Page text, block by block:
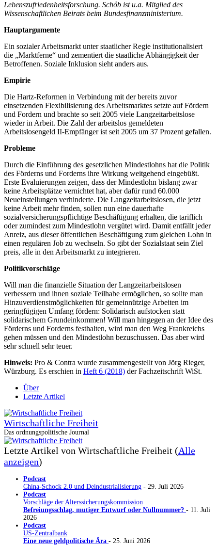
Lebenszufriedenheitsforschung. Schöb ist u.a. Mitglied des
Wissenschaftlichen Beirats beim Bundesfinanzministerium.
Hauptargumente
Ein sozialer Arbeitsmarkt unter staatlicher Regie institutionalisiert
die „Marktferne“ und zementiert die staatliche Abhängigkeit der
Betroffenen. Soziale Inklusion sieht anders aus.
Empirie
Die Hartz-Reformen in Verbindung mit der bereits zuvor
einsetzenden Flexibilisierung des Arbeitsmarktes setzte auf Fördern
und Fordern und brachte so seit 2005 viele Langzeitarbeitslose
wieder in Arbeit. Die Zahl der arbeitslos gemeldeten
Arbeitslosengeld II-Empfänger ist seit 2005 um 37 Prozent gefallen.
Probleme
Durch die Einführung des gesetzlichen Mindestlohns hat die Politik
des Förderns und Forderns ihre Wirkung weitgehend eingebüßt.
Erste Evaluierungen zeigen, dass der Mindestlohn bislang zwar
keine Arbeitsplätze vernichtet hat, aber dafür rund 60.000
Neueinstellungen verhinderte. Die Langzeitarbeitslosen, die jetzt
keine Arbeit mehr finden, sollen nun eine dauerhafte
sozialversicherungspflichtige Beschäftigung erhalten, die tariflich
oder zumindest zum Mindestlohn vergütet wird. Damit entfällt jeder
Anreiz, aus dieser öffentlichen Beschäftigung zum gleichen Lohn in
einen regulären Job zu wechseln. So gibt der Sozialstaat sein Ziel
preis, alle in den Arbeitsmarkt zu integrieren.
Politikvorschläge
Will man die finanzielle Situation der Langzeitarbeitslosen
verbessern und ihnen soziale Teilhabe ermöglichen, so sollte man
Hinzuverdienstmöglichkeiten für gemeinnützige Arbeiten im
geringfügigen Umfang fördern: Solidarisch aufstocken statt
solidarischem Grundeinkommen! Will man hingegen an der Idee des
Förderns und Forderns festhalten, wird man den Weg Frankreichs
gehen müssen und den Mindestlohn bezuschussen. Das aber wird
sehr schnell sehr teuer.
Hinweis: Pro & Contra wurde zusammengestellt von Jörg Rieger,
Würzburg. Es erschien in Heft 6 (2018) der Fachzeitschrift WiSt.
Über
Letzte Artikel
Wirtschaftliche Freiheit
Das ordnungspolitische Journal
Letzte Artikel von Wirtschaftliche Freiheit (Alle
anzeigen)
Podcast
China-Schock 2.0 und Deindustrialisierung - 29. Juli 2026
Podcast
Vorschläge der Alterssicherungskommission
Befreiungsschlag, mutiger Entwurf oder Nullnummer? - 11. Juli
2026
Podcast
US-Zentralbank
Eine neue geldpolitische Ära - 25. Juni 2026